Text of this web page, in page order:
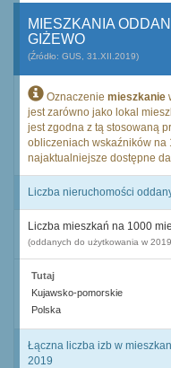
MIESZKANIA
GIŻEWO
(Źródło: GUS, 31.XII.2019)
Oznaczenie mieszkanie
jest zarówno jako lokal
jest zgodna z tą stosowaną
obliczeniach wskaźników
najaktualniejsze dostępne
Liczba nieruchomości
Liczba mieszkań na 1000
(oddanych do użytkowania w
Tutaj
Kujawsko-pomorskie
Polska
Łączna liczba izb w
2019